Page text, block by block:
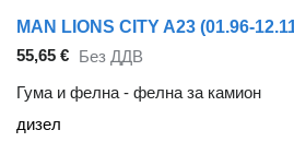
55,65 € Без ДДВ
Гума и фелна - фелна за камион
дизел